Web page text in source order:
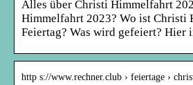
Alles über Christi Himmelfahrt
Himmelfahrt 2023? Wo ist Christi
Feiertag? Was wird gefeiert?
http s://www.rechner.club › feiertage ›